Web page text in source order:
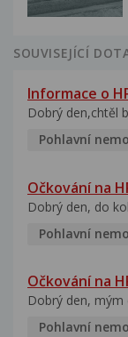
SOUVISEJÍCÍ
Informace o
Dobrý den,chtěl
Pohlavní
Očkování na
Dobrý den, do
Pohlavní
Očkování na
Dobrý den, mým
Pohlavní